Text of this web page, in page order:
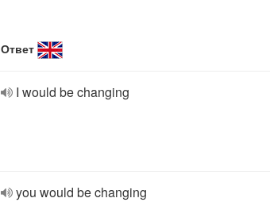
Ответ
I would be changing
you would be changing